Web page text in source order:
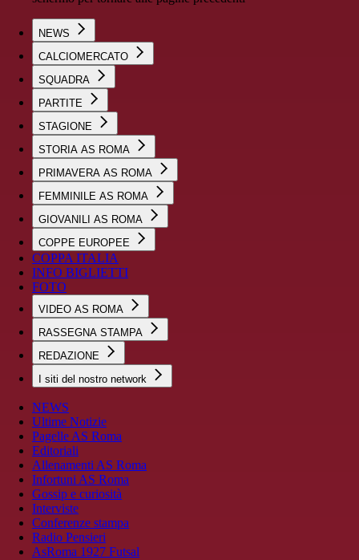
NEWS
CALCIOMERCATO
SQUADRA
PARTITE
STAGIONE
STORIA AS ROMA
PRIMAVERA AS ROMA
FEMMINILE AS ROMA
GIOVANILI AS ROMA
COPPE EUROPEE
COPPA ITALIA
INFO BIGLIETTI
FOTO
VIDEO AS ROMA
RASSEGNA STAMPA
REDAZIONE
I siti del nostro network
NEWS
Ultime Notizie
Pagelle AS Roma
Editoriali
Allenamenti AS Roma
Infortuni AS Roma
Gossip e curiosità
Interviste
Conferenze stampa
Radio Pensieri
AsRoma 1927 Futsal